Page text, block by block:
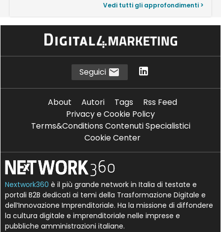
Vedi tutti gli approfondimenti >
Seguici
About Autori Tags
Rss Feed
Privacy e Cookie Policy
Terms&Conditions Contenuti Specialistici
Cookie Center
Nextwork360 è il più grande network in Italia di testate e
portali B2B dedicati ai temi della Trasformazione Digitale e
dell’Innovazione Imprenditoriale. Ha la missione di diffondere
la cultura digitale e imprenditoriale nelle imprese e
pubbliche amministrazioni italiane.